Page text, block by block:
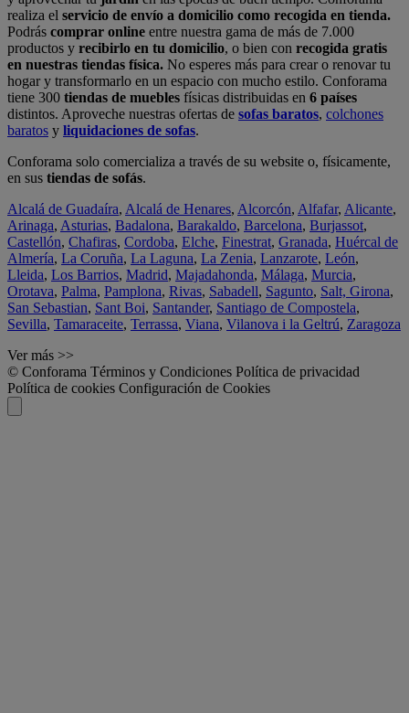
realiza el servicio de envío a domicilio como recogida en tienda.
Podrás comprar online entre nuestra gama de más de 7.000
productos y recibirlo en tu domicilio, o bien con recogida gratis
en nuestras tiendas física. No esperes más para crear o renovar tu
hogar y transformarlo en un espacio con mucho estilo. Conforama
tiene 300 tiendas de muebles físicas distribuidas en 6 países
distintos. Aproveche nuestras ofertas de sofas baratos, colchones
baratos y liquidaciones de sofas.
Conforama solo comercializa a través de su website o, físicamente,
en sus tiendas de sofás.
Alcalá de Guadaíra, Alcalá de Henares, Alcorcón, Alfafar, Alicante,
Arinaga, Asturias, Badalona, Barakaldo, Barcelona, Burjassot,
Castellón, Chafiras, Cordoba, Elche, Finestrat, Granada, Huércal de
Almería, La Coruña, La Laguna, La Zenia, Lanzarote, León,
Lleida, Los Barrios, Madrid, Majadahonda, Málaga, Murcia,
Orotava, Palma, Pamplona, Rivas, Sabadell, Sagunto, Salt, Girona,
San Sebastian, Sant Boi, Santander, Santiago de Compostela,
Sevilla, Tamaraceite, Terrassa, Viana, Vilanova i la Geltrú, Zaragoza
Ver más >>
© Conforama Términos y Condiciones Política de privacidad
Política de cookies Configuración de Cookies